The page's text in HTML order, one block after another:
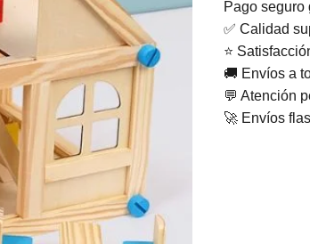
Pago seguro
✅ Calidad
⭐
🚚 Envíos a
💬 Atención
🚀 Envíos